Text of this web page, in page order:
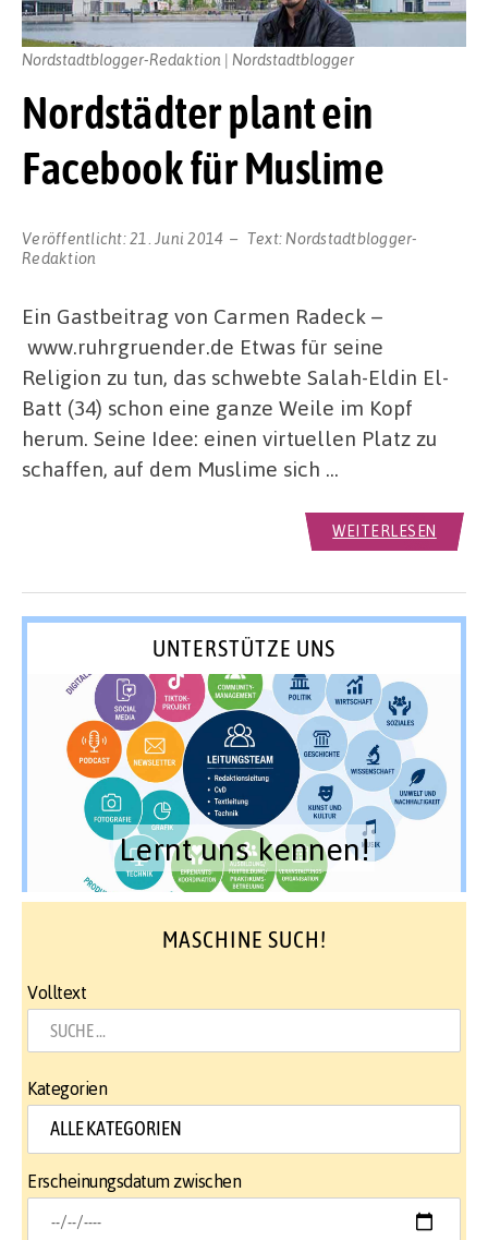
Nordstädter plant ein
Facebook für Muslime
Veröffentlicht:21. Juni 2014 Text: Nordstadtblogger-
Redaktion
Nordstadtblogger-Redaktion | Nordstadtblogger
Ein Gastbeitrag von Carmen Radeck –
www.ruhrgruender.de Etwas für seine
Religion zu tun, das schwebte Salah-Eldin El-
Batt (34) schon eine ganze Weile im Kopf
herum. Seine Idee: einen virtuellen Platz zu
schaffen, auf dem Muslime sich …
WEITERLESEN
UNTERSTÜTZE UNS
Lernt uns kennen!
MASCHINE SUCH!
Volltext
Kategorien
Erscheinungsdatum zwischen